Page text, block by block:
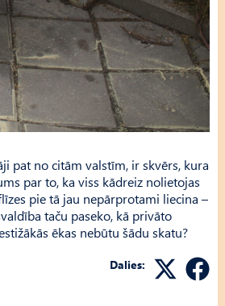
pat no citām valstīm, ir skvērs, kura
par to, ka viss kādreiz nolietojas
pie tā jau nepārprotami liecina –
taču paseko, kā privāto
ēkas nebūtu šādu skatu?
Dalies: